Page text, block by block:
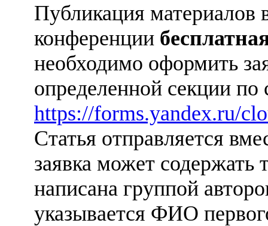
Публикация материалов
конференции
необходимо оформить
определенной секции по
https://forms.yandex.ru/
Статья отправляется
заявка может содержать
написана группой
указывается ФИО